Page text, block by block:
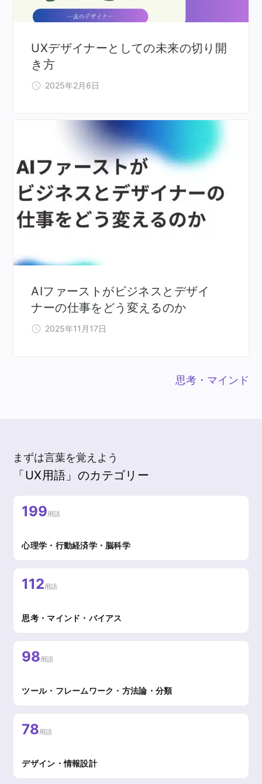
UXデザイナーとしての未来の切り開
き方
2025年2月6日
AIファーストがビジネスとデザイ
ナーの仕事をどう変えるのか
2025年11月17日
思考・マインド
まずは言葉を覚えよう
「UX用語」のカテゴリー
199用語
心理学・行動経済学・脳科学
112用語
思考・マインド・バイアス
98用語
ツール・フレームワーク・方法論・分類
78用語
デザイン・情報設計